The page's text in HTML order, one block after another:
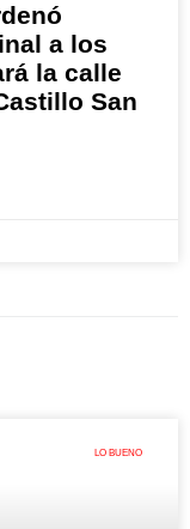
a los
la calle
San
LO BUENO